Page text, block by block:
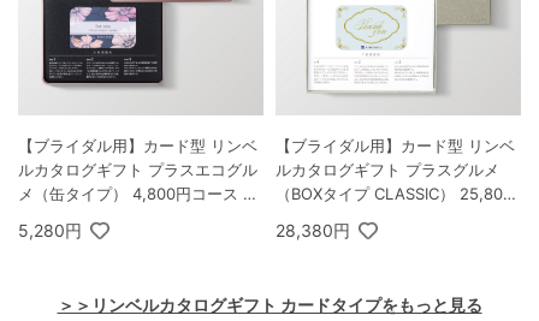
【ブライダル用】カード型 リンベ
ルカタログギフト プラスエコグル
メ（缶タイプ） 4,800円コース マ
ゼラン＆エコアイリス
5,280円
【ブライダル用】カード型 リンベ
ルカタログギフト プラスグルメ
（BOXタイプ CLASSIC） 25,800
円コース ルミナリィ＆ビアンカ
28,380円
＞＞リンベルカタログギフト カードタイプをもっと見る